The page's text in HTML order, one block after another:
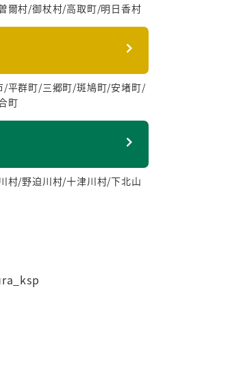
爾村/御杖村/高取町/明日香村
/平群町/三郷町/斑鳩町/安堵町/
町
村/野迫川村/十津川村/下北山